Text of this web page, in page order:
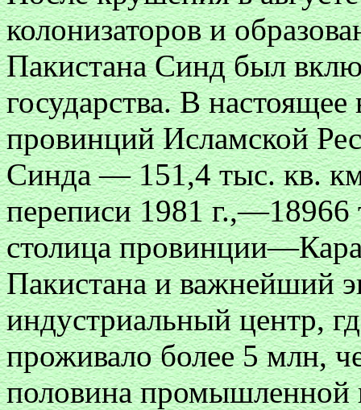
колонизаторов и
Пакистана Синд был
государства. В
провинций Исламской
Синда — 151,4 тыс. кв.
переписи 1981 г.,—18966
столица
Пакистана и важнейший
индустриальный центр,
проживало более 5 млн,
половина промышленной